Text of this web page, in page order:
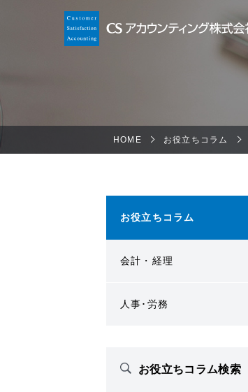
HOME お役立ちコラム
お役立ちコラム
会計・経理
人事･労務
お役立ちコラム検索